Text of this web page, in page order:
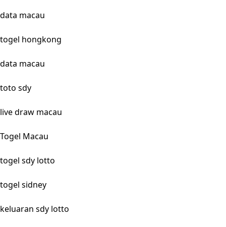
data macau
togel hongkong
data macau
toto sdy
live draw macau
Togel Macau
togel sdy lotto
togel sidney
keluaran sdy lotto